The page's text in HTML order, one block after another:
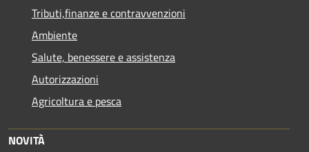
Tributi,finanze e contravvenzioni
Ambiente
Salute, benessere e assistenza
Autorizzazioni
Agricoltura e pesca
NOVITÀ